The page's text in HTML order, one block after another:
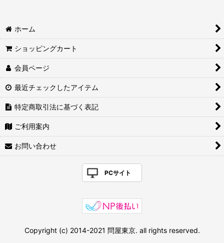
ホーム
ショッピングカート
会員ページ
最近チェックしたアイテム
特定商取引法に基づく表記
ご利用案内
お問い合わせ
PCサイト
Copyright (c) 2014-2021 問屋東京. all rights reserved.